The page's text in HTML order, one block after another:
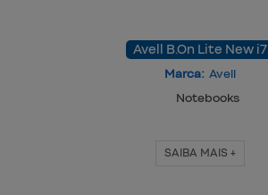
Avell B.On Lite New i7
Marca: Avell
Notebooks
SAIBA MAIS +